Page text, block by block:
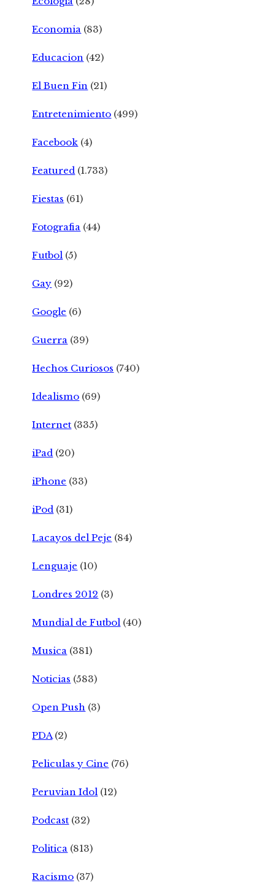
Economia (83)
Educacion (42)
El Buen Fin (21)
Entretenimiento (499)
Facebook (4)
Featured (1.733)
Fiestas (61)
Fotografia (44)
Futbol (5)
Gay (92)
Google (6)
Guerra (39)
Hechos Curiosos (740)
Idealismo (69)
Internet (335)
iPad (20)
iPhone (33)
iPod (31)
Lacayos del Peje (84)
Lenguaje (10)
Londres 2012 (3)
Mundial de Futbol (40)
Musica (381)
Noticias (583)
Open Push (3)
PDA(2)
Peliculas y Cine (76)
Peruvian Idol (12)
Podcast (32)
Politica (813)
Racismo (37)